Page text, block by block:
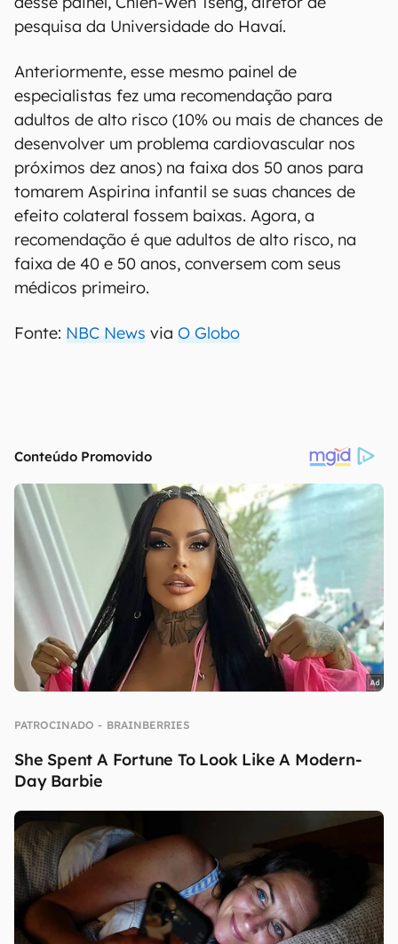
pesquisa da Universidade do Havaí.
Anteriormente, esse mesmo painel de
especialistas fez uma recomendação para
adultos de alto risco (10% ou mais de chances de
desenvolver um problema cardiovascular nos
próximos dez anos) na faixa dos 50 anos para
tomarem Aspirina infantil se suas chances de
efeito colateral fossem baixas. Agora, a
recomendação é que adultos de alto risco, na
faixa de 40 e 50 anos, conversem com seus
médicos primeiro.
Fonte: NBC News via O Globo